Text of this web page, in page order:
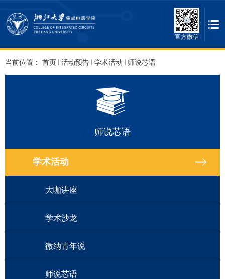
官方微信
当前位置： 首页 活动预告 学术活动 师说芯语
师说芯语
学术活动
大咖讲座
学术沙龙
微纳青年说
师说芯语